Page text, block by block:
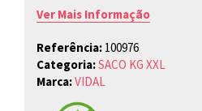
Ver Mais Informação
Referência: 100976
Categoria:SACO KG XXL
Marca:VIDAL